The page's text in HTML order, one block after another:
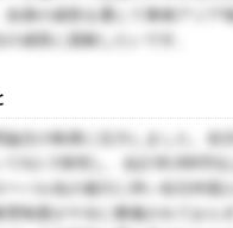
自身の成長を通じて東南アジア
成長に貢献したいです。
文の執筆に注力しました。在
4人で研究し、合計30,000字以
バル化の進行に伴い在日外国
育制度が十分に整備されておら